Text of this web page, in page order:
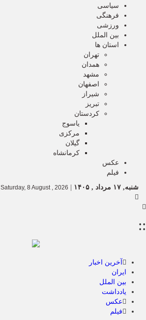
سیاسی
فرهنگی
ورزشی
بین الملل
استان ها
تهران
همدان
مشهد
اصفهان
شیراز
تبریز
کردستان
یاسوج
مرکزی
گیلان
کرمانشاه
عکس
فیلم
شنبه, ۱۷ مرداد , ۱۴۰۵
Saturday, 8 August , 2026
::
آخرین اخبار
ایران
بین الملل
یادداشت
عکس
فیلم